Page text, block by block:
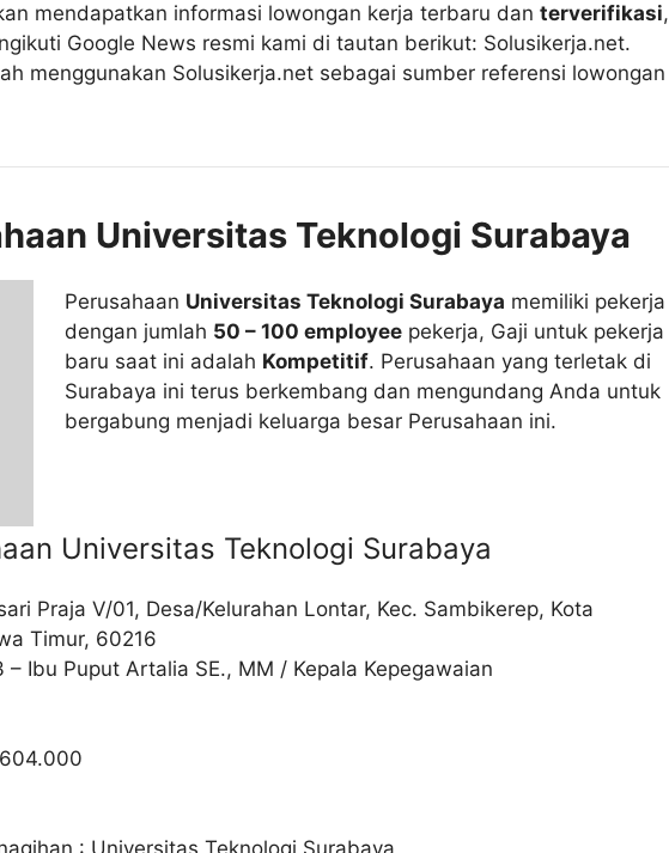
mendapatkan informasi lowongan kerja terbaru dan terverifikasi,
Google News resmi kami di tautan berikut: Solusikerja.net.
menggunakan Solusikerja.net sebagai sumber referensi lowongan
Universitas Teknologi Surabaya
Perusahaan Universitas Teknologi Surabaya memiliki pekerja
dengan jumlah 50 – 100 employeepekerja, Gaji untuk pekerja
baru saat ini adalah Kompetitif. Perusahaan yang terletak di
Surabaya ini terus berkembang dan mengundang Anda untuk
bergabung menjadi keluarga besar Perusahaan ini.
Universitas Teknologi Surabaya
Praja V/01, Desa/Kelurahan Lontar, Kec. Sambikerep, Kota
Timur, 60216
Ibu Puput Artalia SE., MM / Kepala Kepegawaian